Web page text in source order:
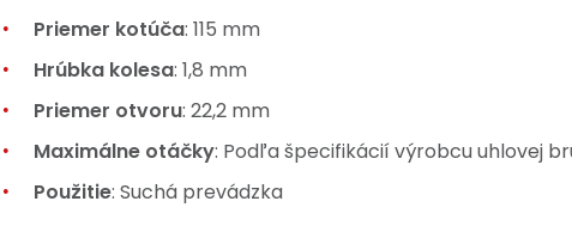
Priemer kotúča: 115 mm
Hrúbka kolesa: 1,8 mm
Priemer otvoru: 22,2 mm
Maximálne otáčky: Podľa špecifikácií výrobcu uhlovej
Použitie: Suchá prevádzka